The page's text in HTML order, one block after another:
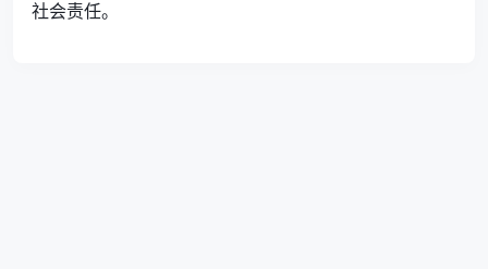
社会责任。